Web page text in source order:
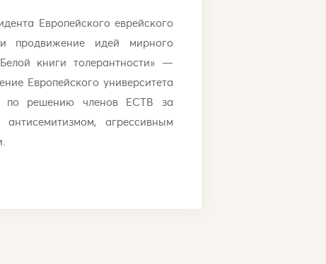
Европейского еврейского
продвижение идей мирного
книги толерантности» —
Европейского университета
по решению членов ЕСТВ за
агрессивным